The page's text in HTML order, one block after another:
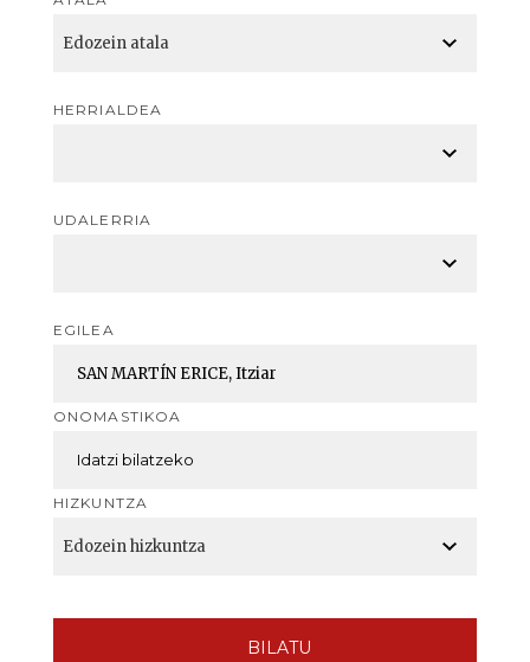
HERRIALDEA
UDALERRIA
EGILEA
ONOMASTIKOA
HIZKUNTZA
BILATU